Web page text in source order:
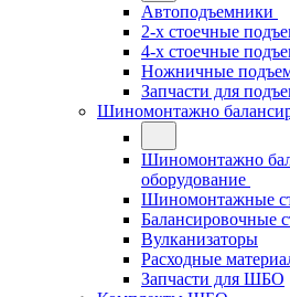
Автоподъемники
2-х стоечные
4-х стоечные
Ножничные
Запчасти для
Шиномонтажно
Шиномонтажно
оборудование
Шиномонтажные
Балансировочные
Вулканизаторы
Расходные
Запчасти для ШБО